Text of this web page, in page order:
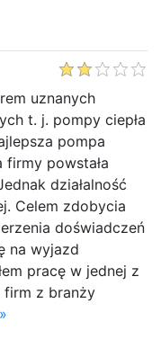
uznanych
t. j. pompy ciepła
pompa
firmy powstała
działalność
Celem zdobycia
doświadczeń
na wyjazd
pracę w jednej z
firm z branży